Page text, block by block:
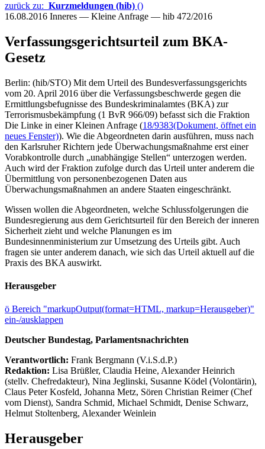
zurück zu: Kurzmeldungen (hib) ()
16.08.2016 Inneres — Kleine Anfrage — hib 472/2016
Verfassungsgerichtsurteil zum BKA-
Gesetz
Berlin: (hib/STO) Mit dem Urteil des Bundesverfassungsgerichts
vom 20. April 2016 über die Verfassungsbeschwerde gegen die
Ermittlungsbefugnisse des Bundeskriminalamtes (BKA) zur
Terrorismusbekämpfung (1 BvR 966/09) befasst sich die Fraktion
Die Linke in einer Kleinen Anfrage (18/9383(Dokument, öffnet ein
neues Fenster)). Wie die Abgeordneten darin ausführen, muss nach
den Karlsruher Richtern jede Überwachungsmaßnahme erst einer
Vorabkontrolle durch „unabhängige Stellen“ unterzogen werden.
Auch wird der Fraktion zufolge durch das Urteil unter anderem die
Übermittlung von personenbezogenen Daten aus
Überwachungsmaßnahmen an andere Staaten eingeschränkt.
Wissen wollen die Abgeordneten, welche Schlussfolgerungen die
Bundesregierung aus dem Gerichtsurteil für den Bereich der inneren
Sicherheit zieht und welche Planungen es im
Bundesinnenministerium zur Umsetzung des Urteils gibt. Auch
fragen sie unter anderem danach, wie sich das Urteil aktuell auf die
Praxis des BKA auswirkt.
Herausgeber
ö Bereich "markupOutput(format=HTML, markup=Herausgeber)"
ein-/ausklappen
Deutscher Bundestag, Parlamentsnachrichten
Verantwortlich: Frank Bergmann (V.i.S.d.P.)
Redaktion: Lisa Brüßler, Claudia Heine, Alexander Heinrich
(stellv. Chefredakteur), Nina Jeglinski, Susanne Ködel (Volontärin),
Claus Peter Kosfeld, Johanna Metz, Sören Christian Reimer (Chef
vom Dienst), Sandra Schmid, Michael Schmidt, Denise Schwarz,
Helmut Stoltenberg, Alexander Weinlein
Herausgeber